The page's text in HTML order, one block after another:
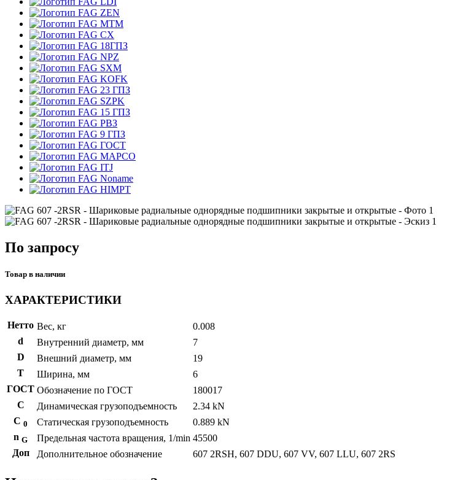
ZEN
MTM
CX
18ГПЗ
NPZ
SXM
KOFK
23 ГПЗ
SZPK
15 ГПЗ
РВЗ
9 ГПЗ
ГОСТ
MAPCO
ITJ
Noname
HIMPT
По запросу
Товар в наличии
ХАРАКТЕРИСТИКИ
Нетто Вес, кг
0.008
d
Внутренний диаметр, мм
7
D
Внешний диаметр, мм
19
T
Ширина, мм
6
ГОСТ Обозначение по ГОСТ
180017
C
Динамическая грузоподъемность
2.34 kN
С 0 Статическая грузоподъемность
0.889 kN
n G Предельная частота вращения, 1/min 45500
Доп
Дополнительное обозначение 607 2RSH, 607 DDU, 607 VV, 607 LLU, 607 2RS